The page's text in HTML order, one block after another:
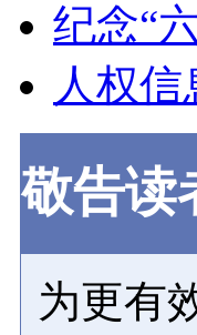
纪念“
人权信
敬告读
为更有